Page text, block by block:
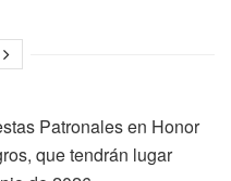
Patronales en Honor
que tendrán lugar